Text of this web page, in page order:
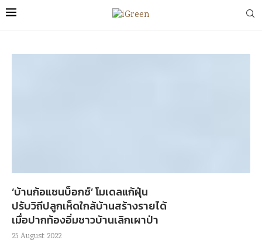
‘บ้านก้อแซนบ็อกซ์’ โมเดลแก้ฝุ่น
ปรับวิถีปลูกเห็ดใกล้บ้านสร้างรายได้
เมื่อปากท้องอิ่มชาวบ้านเลิกเผาป่า
25 August 2022